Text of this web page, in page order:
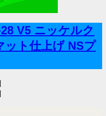
V5 ニッケルク
ット仕上げ NSプ